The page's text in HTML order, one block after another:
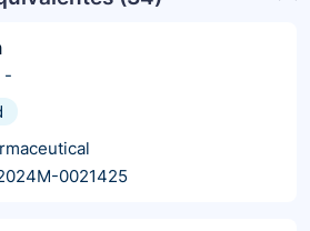
-
0021425